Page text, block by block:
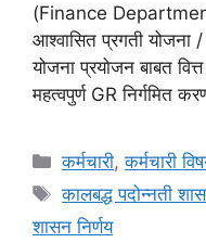
(Finance
आश्वासित प्रगती योजना
योजना प्रयोजन बाबत
महत्वपुर्ण GR निर्गमित
Categories
कर्मचारी,कर्मचारी
Tags
कालबद्ध पदोन्नती
शासन निर्णय